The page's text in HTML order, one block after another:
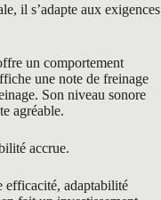
il s’adapte aux exigences
un comportement
une note de freinage
Son niveau sonore
agréable.
accrue.
adaptabilité